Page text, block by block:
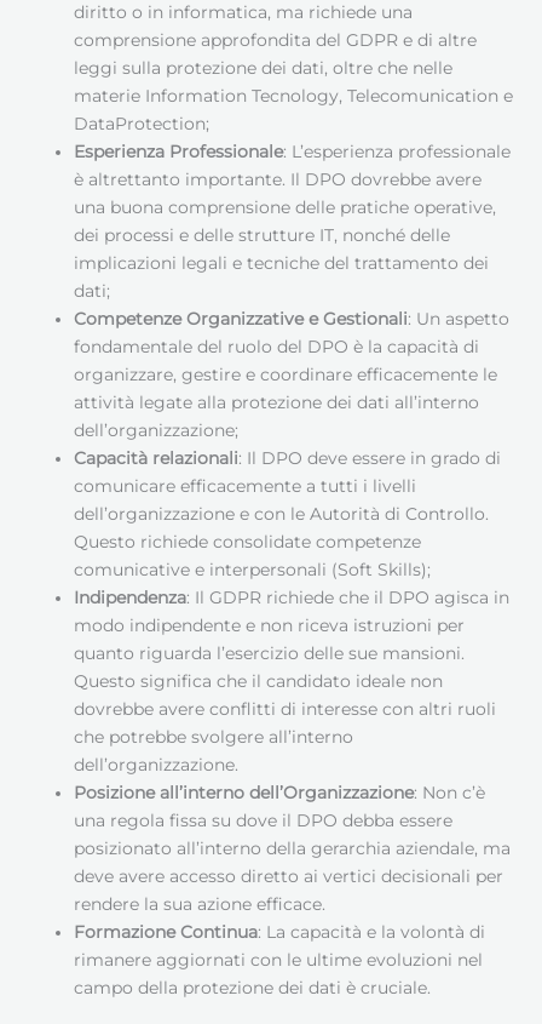
diritto o in informatica, ma richiede una
comprensione approfondita del GDPR e di altre
leggi sulla protezione dei dati, oltre che nelle
materie Information Tecnology, Telecomunication e
DataProtection;
Esperienza Professionale: L’esperienza professionale
è altrettanto importante. Il DPO dovrebbe avere
una buona comprensione delle pratiche operative,
dei processi e delle strutture IT, nonché delle
implicazioni legali e tecniche del trattamento dei
dati;
Competenze Organizzative e Gestionali: Un aspetto
fondamentale del ruolo del DPO è la capacità di
organizzare, gestire e coordinare efficacemente le
attività legate alla protezione dei dati all’interno
dell’organizzazione;
Capacità relazionali: Il DPO deve essere in grado di
comunicare efficacemente a tutti i livelli
dell’organizzazione e con le Autorità di Controllo.
Questo richiede consolidate competenze
comunicative e interpersonali (Soft Skills);
Indipendenza: Il GDPR richiede che il DPO agisca in
modo indipendente e non riceva istruzioni per
quanto riguarda l’esercizio delle sue mansioni.
Questo significa che il candidato ideale non
dovrebbe avere conflitti di interesse con altri ruoli
che potrebbe svolgere all’interno
dell’organizzazione.
Posizione all’interno dell’Organizzazione: Non c’è
una regola fissa su dove il DPO debba essere
posizionato all’interno della gerarchia aziendale, ma
deve avere accesso diretto ai vertici decisionali per
rendere la sua azione efficace.
Formazione Continua: La capacità e la volontà di
rimanere aggiornati con le ultime evoluzioni nel
campo della protezione dei dati è cruciale.